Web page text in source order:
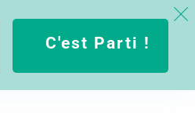
C'est Parti !